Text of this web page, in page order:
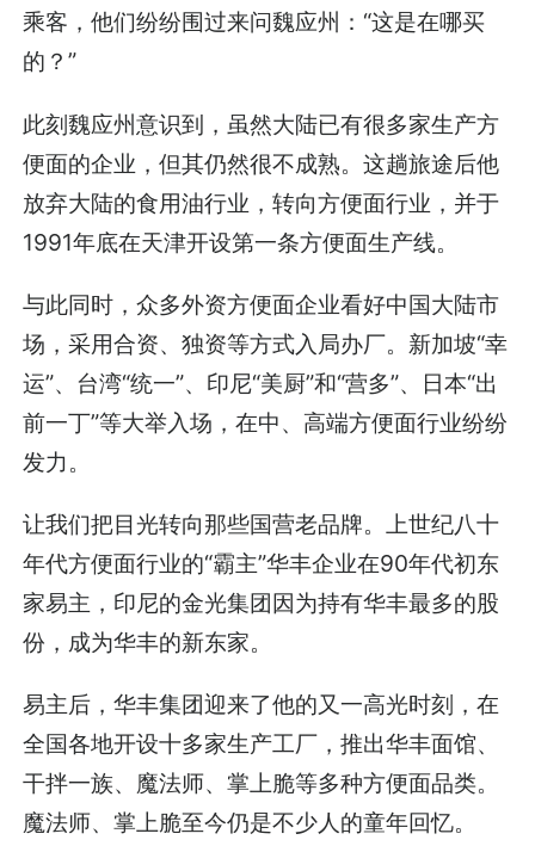
乘客，他们纷纷围过来问魏应州：“这是在哪买
的？”
此刻魏应州意识到，虽然大陆已有很多家生产方
便面的企业，但其仍然很不成熟。这趟旅途后他
放弃大陆的食用油行业，转向方便面行业，并于
1991年底在天津开设第一条方便面生产线。
与此同时，众多外资方便面企业看好中国大陆市
场，采用合资、独资等方式入局办厂。新加坡“幸
运”、台湾“统一”、印尼“美厨”和“营多”、日本“出
前一丁”等大举入场，在中、高端方便面行业纷纷
发力。
让我们把目光转向那些国营老品牌。上世纪八十
年代方便面行业的“霸主”华丰企业在90年代初东
家易主，印尼的金光集团因为持有华丰最多的股
份，成为华丰的新东家。
易主后，华丰集团迎来了他的又一高光时刻，在
全国各地开设十多家生产工厂，推出华丰面馆、
干拌一族、魔法师、掌上脆等多种方便面品类。
魔法师、掌上脆至今仍是不少人的童年回忆。